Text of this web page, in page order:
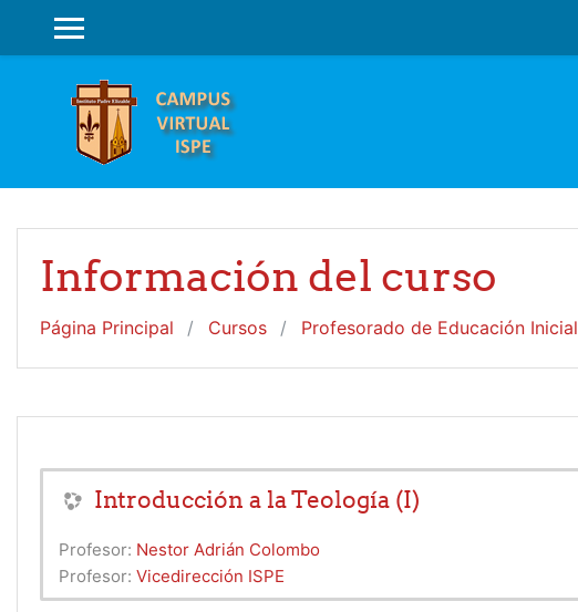
PANEL LATERAL
Información del curso
Página Principal Cursos Profesorado de Educación Inicial
Introducción a la Teología (I)
Profesor: Nestor Adrián Colombo
Profesor: Vicedirección ISPE